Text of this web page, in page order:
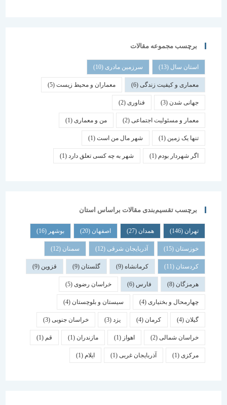
برچسب مجموعه مقالات
استان سال(13) سرزمین مادری(10)
معماری و کیفیت زندگی(6) معماران و محیط زیست(5)
جهانی شدن(3) فناوری (2)
معمار و مسئولیت اجتماعی (2) من و معماری (1)
تنها یک زمین(1) شهر مال من است(1)
اگر شهردار بودم (1) شهر به چه کسی تعلق دارد(1)
برچسب تقسیم‌بندی مقالات براساس استان
همدان اصفهان (20) بوشهر
خوزستان(15) آذربایجان شرقی(12) سمنان (12)
کردستان(11) کرمانشاه(9) گلستان (9) قزوین
هرمزگان(8) فارس خراسان رضوی(5)
چهارمحال و بختیاری (4) سیستان و بلوچستان(4)
کرمان یزد خراسان جنوبی(3)
خراسان شمالی(2) اهواز مازندران(1) قم
(1) آذربایجان غربی(1) ایلام